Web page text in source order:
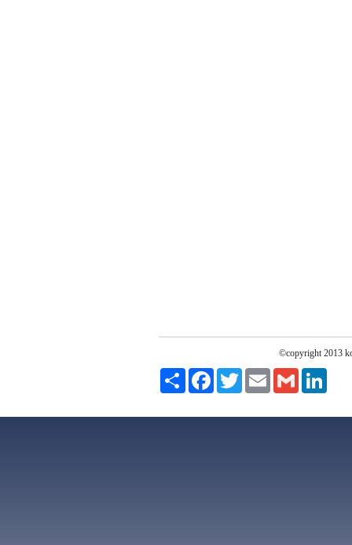
©copyright 2013
Paylaş
FacebookTwitter Email Gmail